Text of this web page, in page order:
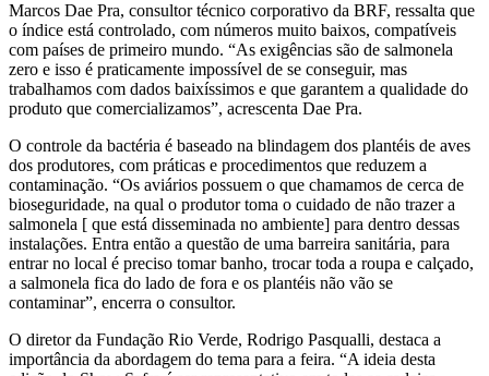
Marcos Dae Pra, consultor técnico corporativo da BRF, ressalta que
o índice está controlado, com números muito baixos, compatíveis
com países de primeiro mundo. “As exigências são de salmonela
zero e isso é praticamente impossível de se conseguir, mas
trabalhamos com dados baixíssimos e que garantem a qualidade do
produto que comercializamos”, acrescenta Dae Pra.
O controle da bactéria é baseado na blindagem dos plantéis de aves
dos produtores, com práticas e procedimentos que reduzem a
contaminação. “Os aviários possuem o que chamamos de cerca de
bioseguridade, na qual o produtor toma o cuidado de não trazer a
salmonela [ que está disseminada no ambiente] para dentro dessas
instalações. Entra então a questão de uma barreira sanitária, para
entrar no local é preciso tomar banho, trocar toda a roupa e calçado,
a salmonela fica do lado de fora e os plantéis não vão se
contaminar”, encerra o consultor.
O diretor da Fundação Rio Verde, Rodrigo Pasqualli, destaca a
importância da abordagem do tema para a feira. “A ideia desta